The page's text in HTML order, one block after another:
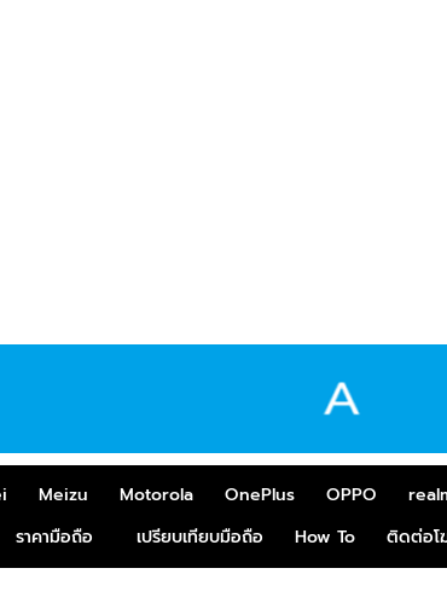
Meizu Motorola OnePlus OPPO
ราคามือถือ เปรียบเทียบมือถือ How To ติดต่อโ